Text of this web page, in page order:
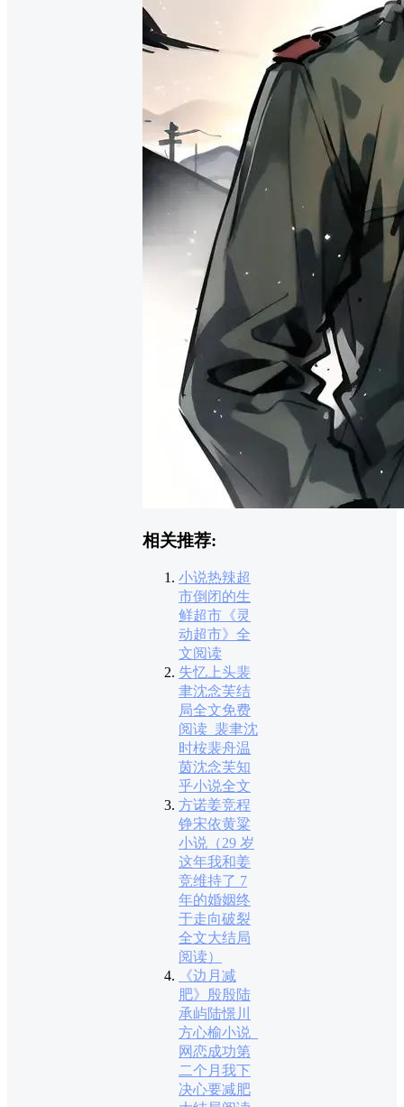
相关推荐:
小说热辣超
市倒闭的生
鲜超市《灵
动超市》全
文阅读
失忆上头裴
聿沈念芙结
局全文免费
阅读_裴聿沈
时桉裴舟温
茵沈念芙知
乎小说全文
方诺姜竞程
铮宋依黄粱
小说（29 岁
这年我和姜
竞维持了 7
年的婚姻终
于走向破裂
全文大结局
阅读）
《边月减
肥》殷殷陆
承屿陆憬川
方心榆小说_
网恋成功第
二个月我下
决心要减肥